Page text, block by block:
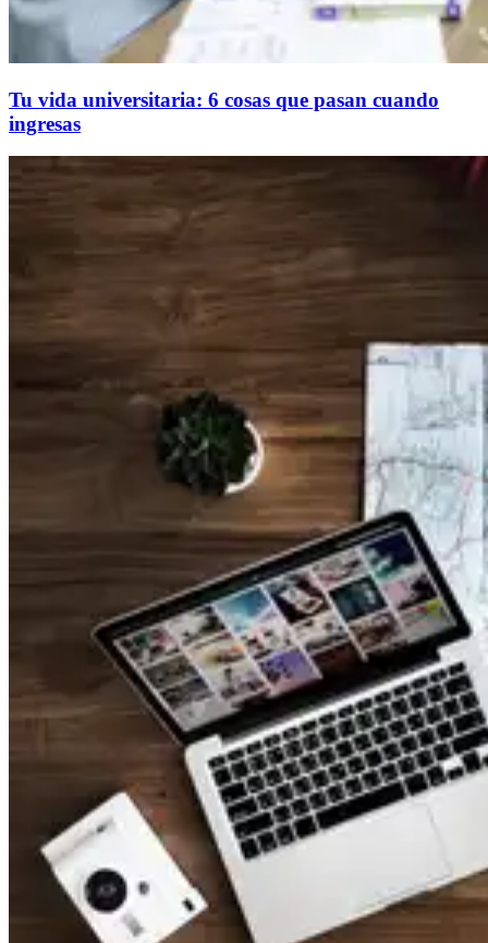
Tu vida universitaria: 6 cosas que pasan cuando
ingresas